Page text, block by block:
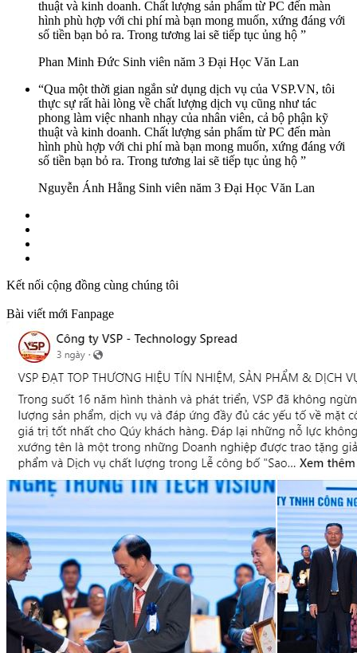
thuật và kinh doanh. Chất lượng sản phẩm từ PC đến màn
hình phù hợp với chi phí mà bạn mong muốn, xứng đáng với
số tiền bạn bỏ ra. Trong tương lai sẽ tiếp tục ủng hộ ”
Phan Minh Đức Sinh viên năm 3 Đại Học Văn Lan
“Qua một thời gian ngắn sử dụng dịch vụ của VSP.VN, tôi
thực sự rất hài lòng về chất lượng dịch vụ cũng như tác
phong làm việc nhanh nhạy của nhân viên, cả bộ phận kỹ
thuật và kinh doanh. Chất lượng sản phẩm từ PC đến màn
hình phù hợp với chi phí mà bạn mong muốn, xứng đáng với
số tiền bạn bỏ ra. Trong tương lai sẽ tiếp tục ủng hộ ”
Nguyễn Ánh Hằng Sinh viên năm 3 Đại Học Văn Lan
Kết nối cộng đồng cùng chúng tôi
Bài viết mới Fanpage